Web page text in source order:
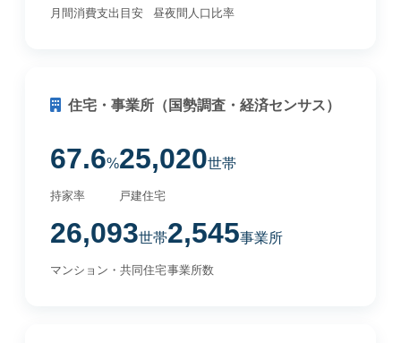
月間消費支出目安 昼夜間人口比率
住宅・事業所（国勢調査・経済センサス）
67.6%
持家率
25,020世帯
戸建住宅
26,093世帯
マンション・共同住宅
2,545事業所
事業所数